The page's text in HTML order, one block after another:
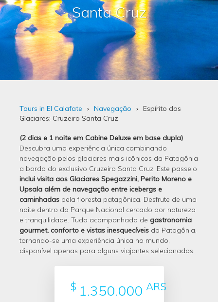
Santa Cruz
Tours in El Calafate Navegação
Espírito dos
Glaciares: Cruzeiro Santa Cruz
(2 dias e 1 noite em Cabine Deluxe em base dupla)
Descubra uma experiência única combinando
navegação pelos glaciares mais icônicos da Patagônia
a bordo do exclusivo Cruzeiro Santa Cruz. Este passeio
inclui visita aos Glaciares Spegazzini, Perito Moreno e
Upsala além de navegação entre icebergs e
caminhadas pela floresta patagônica. Desfrute de uma
noite dentro do Parque Nacional cercado por natureza
e tranquilidade. Tudo acompanhado de gastronomia
gourmet, conforto e vistas inesquecíveis da Patagônia,
tornando-se uma experiência única no mundo,
disponível apenas para alguns viajantes selecionados.
$ 1.350.000 ARS